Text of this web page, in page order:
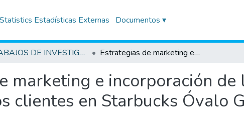
Statistics Estadísticas Externas Documentos ▾
TRABAJOS DE INVESTIGACIÓN Estrategias de marketing e incorporación de la leche vegetal a las bebidas de los clientes en Starbucks Óvalo Gutierrez, Miraflores en el año 2022
marketing e incorporación
clientes en Starbucks Óvalo